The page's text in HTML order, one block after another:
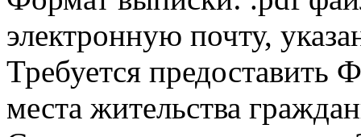
электронную почту,
Требуется
места жительства